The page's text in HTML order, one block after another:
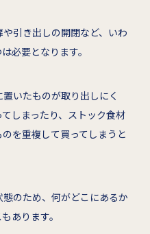
引き出しの開閉など、いわ
必要となります。
いたものが取り出しにく
しまったり、ストック食材
を重複して買ってしまうと
のため、何がどこにあるか
あります。